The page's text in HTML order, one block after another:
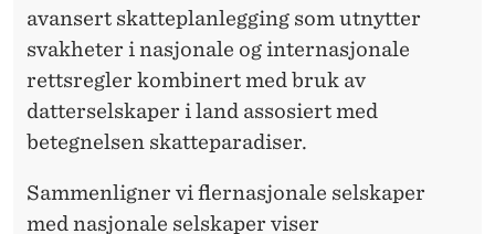
avansert skatteplanlegging som utnytter
svakheter i nasjonale og internasjonale
rettsregler kombinert med bruk av
datterselskaper i land assosiert med
betegnelsen skatteparadiser.
Sammenligner vi flernasjonale selskaper
med nasjonale selskaper viser